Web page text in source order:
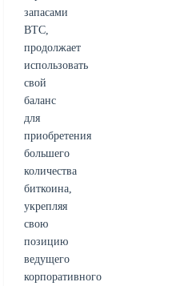
запасами
BTC,
продолжает
использовать
свой
баланс
для
приобретения
большего
количества
биткоина,
укрепляя
свою
позицию
ведущего
корпоративного